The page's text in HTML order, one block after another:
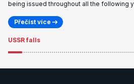
being issued throughout all the following
Přečíst více
USSR falls